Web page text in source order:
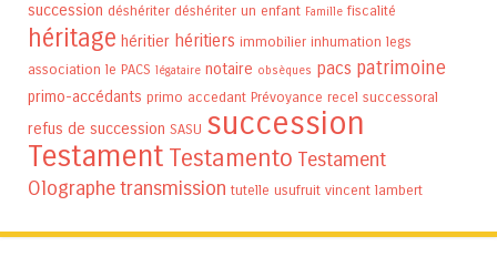
succession déshériter déshériter un enfant Famille fiscalité
héritage héritier héritiers immobilier inhumation legs
association le PACS légataire notaire obsèques pacs patrimoine
primo-accédants primo accedant Prévoyance recel successoral
refus de succession SASU succession
Testament Testamento Testament
Olographetransmission tutelle usufruit vincent lambert